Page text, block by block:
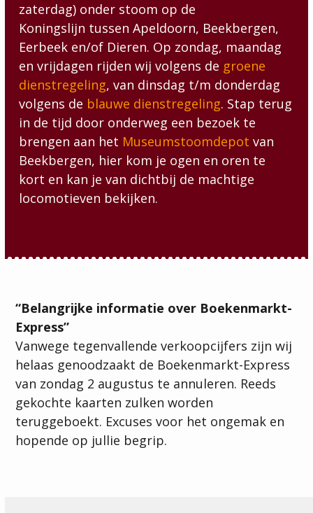
zaterdag) onder stoom op de
Koningslijn tussen Apeldoorn, Beekbergen,
Eerbeek en/of Dieren. Op zondag, maandag
en vrijdagen rijden wij volgens de groene
dienstregeling, van dinsdag t/m donderdag
volgens de blauwe dienstregeling. Stap terug
in de tijd door onderweg een bezoek te
brengen aan het Museumstoomdepot van
Beekbergen, hier kom je ogen en oren te
kort en kan je van dichtbij de machtige
locomotieven bekijken.
“Belangrijke informatie over Boekenmarkt-
Express”
Vanwege tegenvallende verkoopcijfers zijn wij
helaas genoodzaakt de Boekenmarkt-Express
van zondag 2 augustus te annuleren. Reeds
gekochte kaarten zulken worden
teruggeboekt. Excuses voor het ongemak en
hopende op jullie begrip.